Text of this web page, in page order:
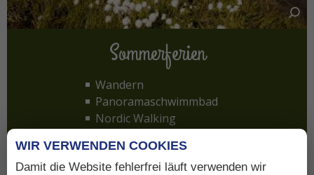
Sommerferien
Wandern
Panoramaschwimmbad
Nordic Walking
WIR VERWENDEN COOKIES
Damit die Website fehlerfrei läuft verwenden wir